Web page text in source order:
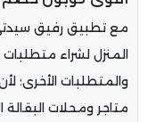
مع تطبيق رفيق
المنزل لشراء
والمتطلبات الأخرى؛
متاجر ومحلات